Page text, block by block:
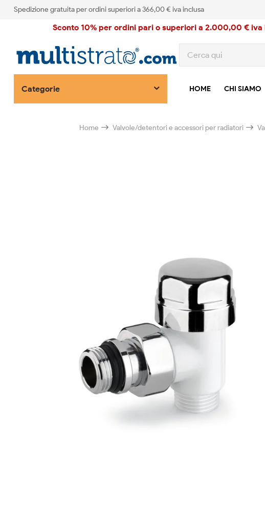
Spedizione gratuita per ordini superiori a 366,00 € iva inclusa
Sconto 10% per ordini pari o superiori a 2.000,00 €
Categorie HOME CHI SIAMO
Home Valvole/detentori e accessori per radiatori